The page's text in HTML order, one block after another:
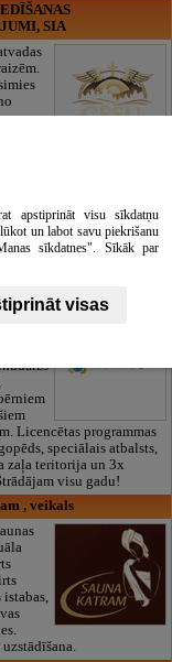
SIA
līdz transportam un
aizgājēja piemiņas
Licencētas programmas
speciālais atbalsts,
zaļa teritorija un 3x
visu gadu!
, veikals
istabas,
apstiprināt visu sīkdatņu
un labot savu piekrišanu
sīkdatnes". Sīkāk par
visas